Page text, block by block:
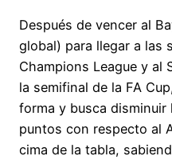
Después de vencer al
global) para llegar a las
Champions League y al
la semifinal de la FA
forma y busca
puntos con respecto al
cima de la tabla,